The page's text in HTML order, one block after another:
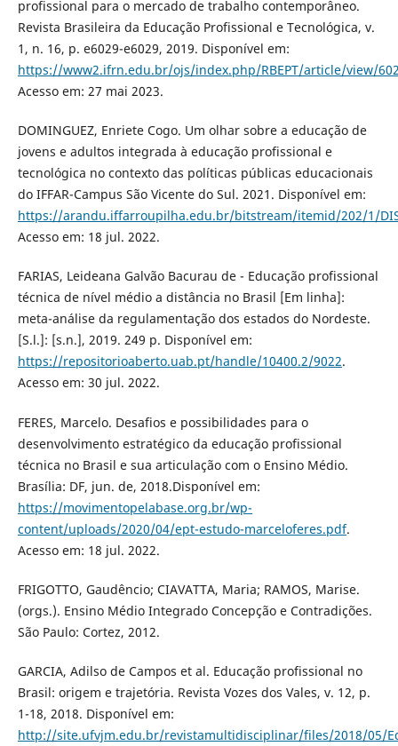
profissional para o mercado de trabalho contemporâneo.
Revista Brasileira da Educação Profissional e Tecnológica, v.
1, n. 16, p. e6029-e6029, 2019. Disponível em:
https://www2.ifrn.edu.br/ojs/index.php/RBEPT/article/view/
Acesso em: 27 mai 2023.
DOMINGUEZ, Enriete Cogo. Um olhar sobre a educação de
jovens e adultos integrada à educação profissional e
tecnológica no contexto das políticas públicas educacionais
do IFFAR-Campus São Vicente do Sul. 2021. Disponível em:
https://arandu.iffarroupilha.edu.br/bitstream/itemid/202/1/
Acesso em: 18 jul. 2022.
FARIAS, Leideana Galvão Bacurau de - Educação profissional
técnica de nível médio a distância no Brasil [Em linha]:
meta-análise da regulamentação dos estados do Nordeste.
[S.l.]: [s.n.], 2019. 249 p. Disponível em:
https://repositorioaberto.uab.pt/handle/10400.2/9022.
Acesso em: 30 jul. 2022.
FERES, Marcelo. Desafios e possibilidades para o
desenvolvimento estratégico da educação profissional
técnica no Brasil e sua articulação com o Ensino Médio.
Brasília: DF, jun. de, 2018.Disponível em:
https://movimentopelabase.org.br/wp-
content/uploads/2020/04/ept-estudo-marceloferes.pdf.
Acesso em: 18 jul. 2022.
FRIGOTTO, Gaudêncio; CIAVATTA, Maria; RAMOS, Marise.
(orgs.). Ensino Médio Integrado Concepção e Contradições.
São Paulo: Cortez, 2012.
GARCIA, Adilso de Campos et al. Educação profissional no
Brasil: origem e trajetória. Revista Vozes dos Vales, v. 12, p.
1-18, 2018. Disponível em:
http://site.ufvjm.edu.br/revistamultidisciplinar/files/2018/05/